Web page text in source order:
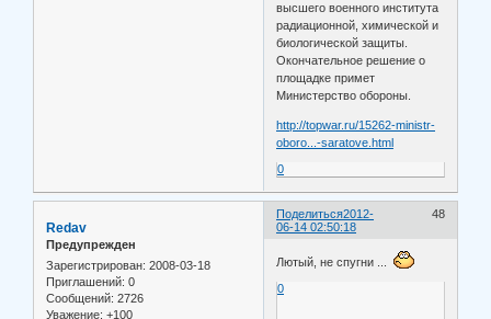
высшего военного института
радиационной, химической и
биологической защиты.
Окончательное решение о
площадке примет
Министерство обороны.
http://topwar.ru/15262-ministr-
oboro...-saratove.html
0
Поделиться 48
2012-
06-14 02:50:18
Redav
Предупрежден
Зарегистрирован: 2008-03-18
Приглашений: 0
Сообщений: 2726
Уважение: +100
Лютый, не спугни ...
0